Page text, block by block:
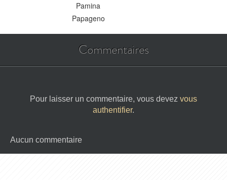
Pamina
Papageno
Commentaires
Pour laisser un commentaire, vous devez vous
authentifier.
Aucun commentaire